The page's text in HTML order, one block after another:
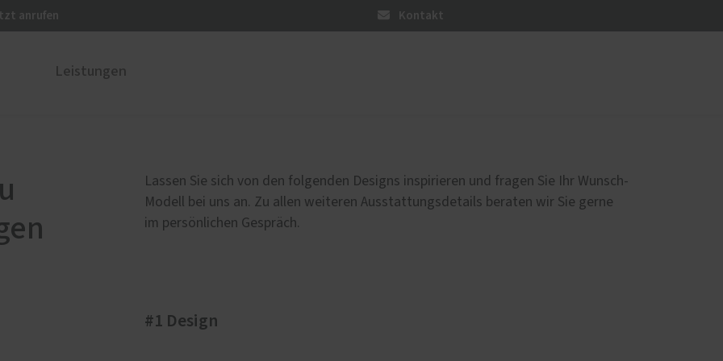
anrufen Kontakt
Leistungen
Holz-Aluminium
und Denkmal
Hebe-Schiebe-Türen
Raffstoren von ROMA
Rollladen von ROMA
Lassen Sie sich von den folgenden Designs inspirieren und fragen Sie Ihr Wunsch-
Modell bei uns an. Zu allen weiteren Ausstattungsdetails beraten wir Sie gerne
im persönlichen Gespräch.
#1 Design